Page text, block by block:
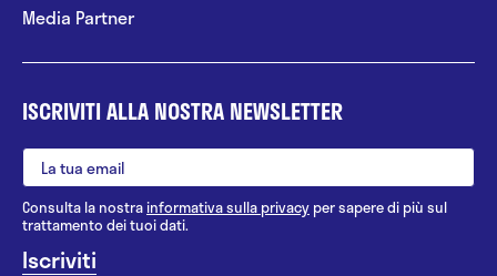
Media Partner
ISCRIVITI ALLA NOSTRA NEWSLETTER
Consulta la nostrainformativa sulla privacy per sapere di più sul
trattamento dei tuoi dati.